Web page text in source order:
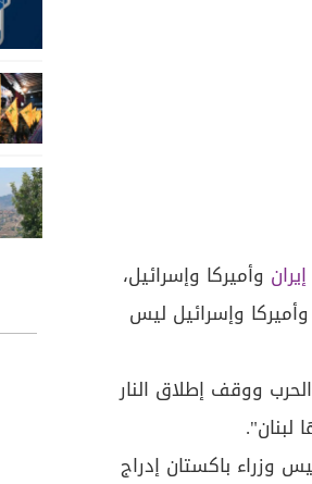
إيران وأميركا وإسرائيل،
وإسرائيل ليس
ووقف إطلاق النار
لبنان".
وزراء باكستان إدراج